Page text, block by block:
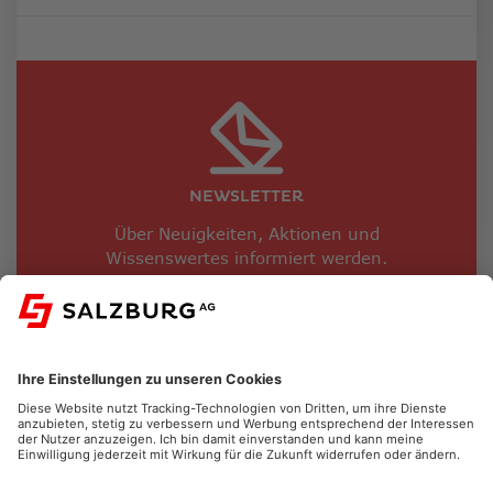
NEWSLETTER
Über Neuigkeiten, Aktionen und
Wissenswertes informiert werden.
JETZT ANMELDEN